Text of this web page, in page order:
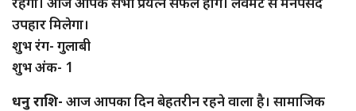
उपहार मिलेगा।
शुभ रंग- गुलाबी
शुभ अंक- 1
धनु राशि- आज आपका दिन बेहतरीन रहने वाला है। सामाजिक